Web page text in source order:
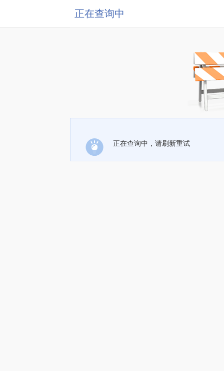
正在查询中
正在查询中，请刷新重试